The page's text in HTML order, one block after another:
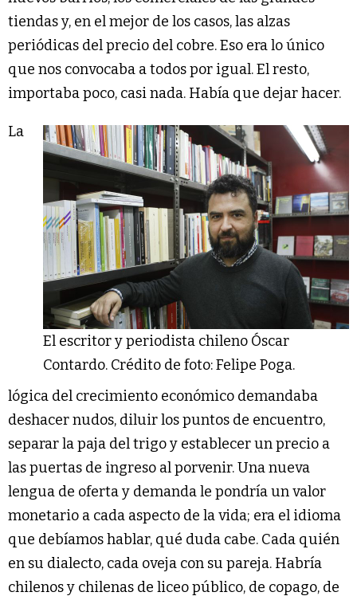
tiendas y, en el mejor de los casos, las alzas
periódicas del precio del cobre. Eso era lo único
que nos convocaba a todos por igual. El resto,
importaba poco, casi nada. Había que dejar hacer.
El escritor y periodista chileno Óscar
Contardo. Crédito de foto: Felipe Poga.
La
lógica del crecimiento económico demandaba
deshacer nudos, diluir los puntos de encuentro,
separar la paja del trigo y establecer un precio a
las puertas de ingreso al porvenir. Una nueva
lengua de oferta y demanda le pondría un valor
monetario a cada aspecto de la vida; era el idioma
que debíamos hablar, qué duda cabe. Cada quién
en su dialecto, cada oveja con su pareja. Habría
chilenos y chilenas de liceo público, de copago, de